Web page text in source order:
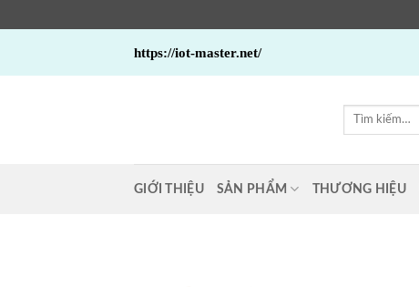
https://iot-master.net/
Tìm
GIỚI THIỆU SẢN PHẨM THƯƠNG HIỆU